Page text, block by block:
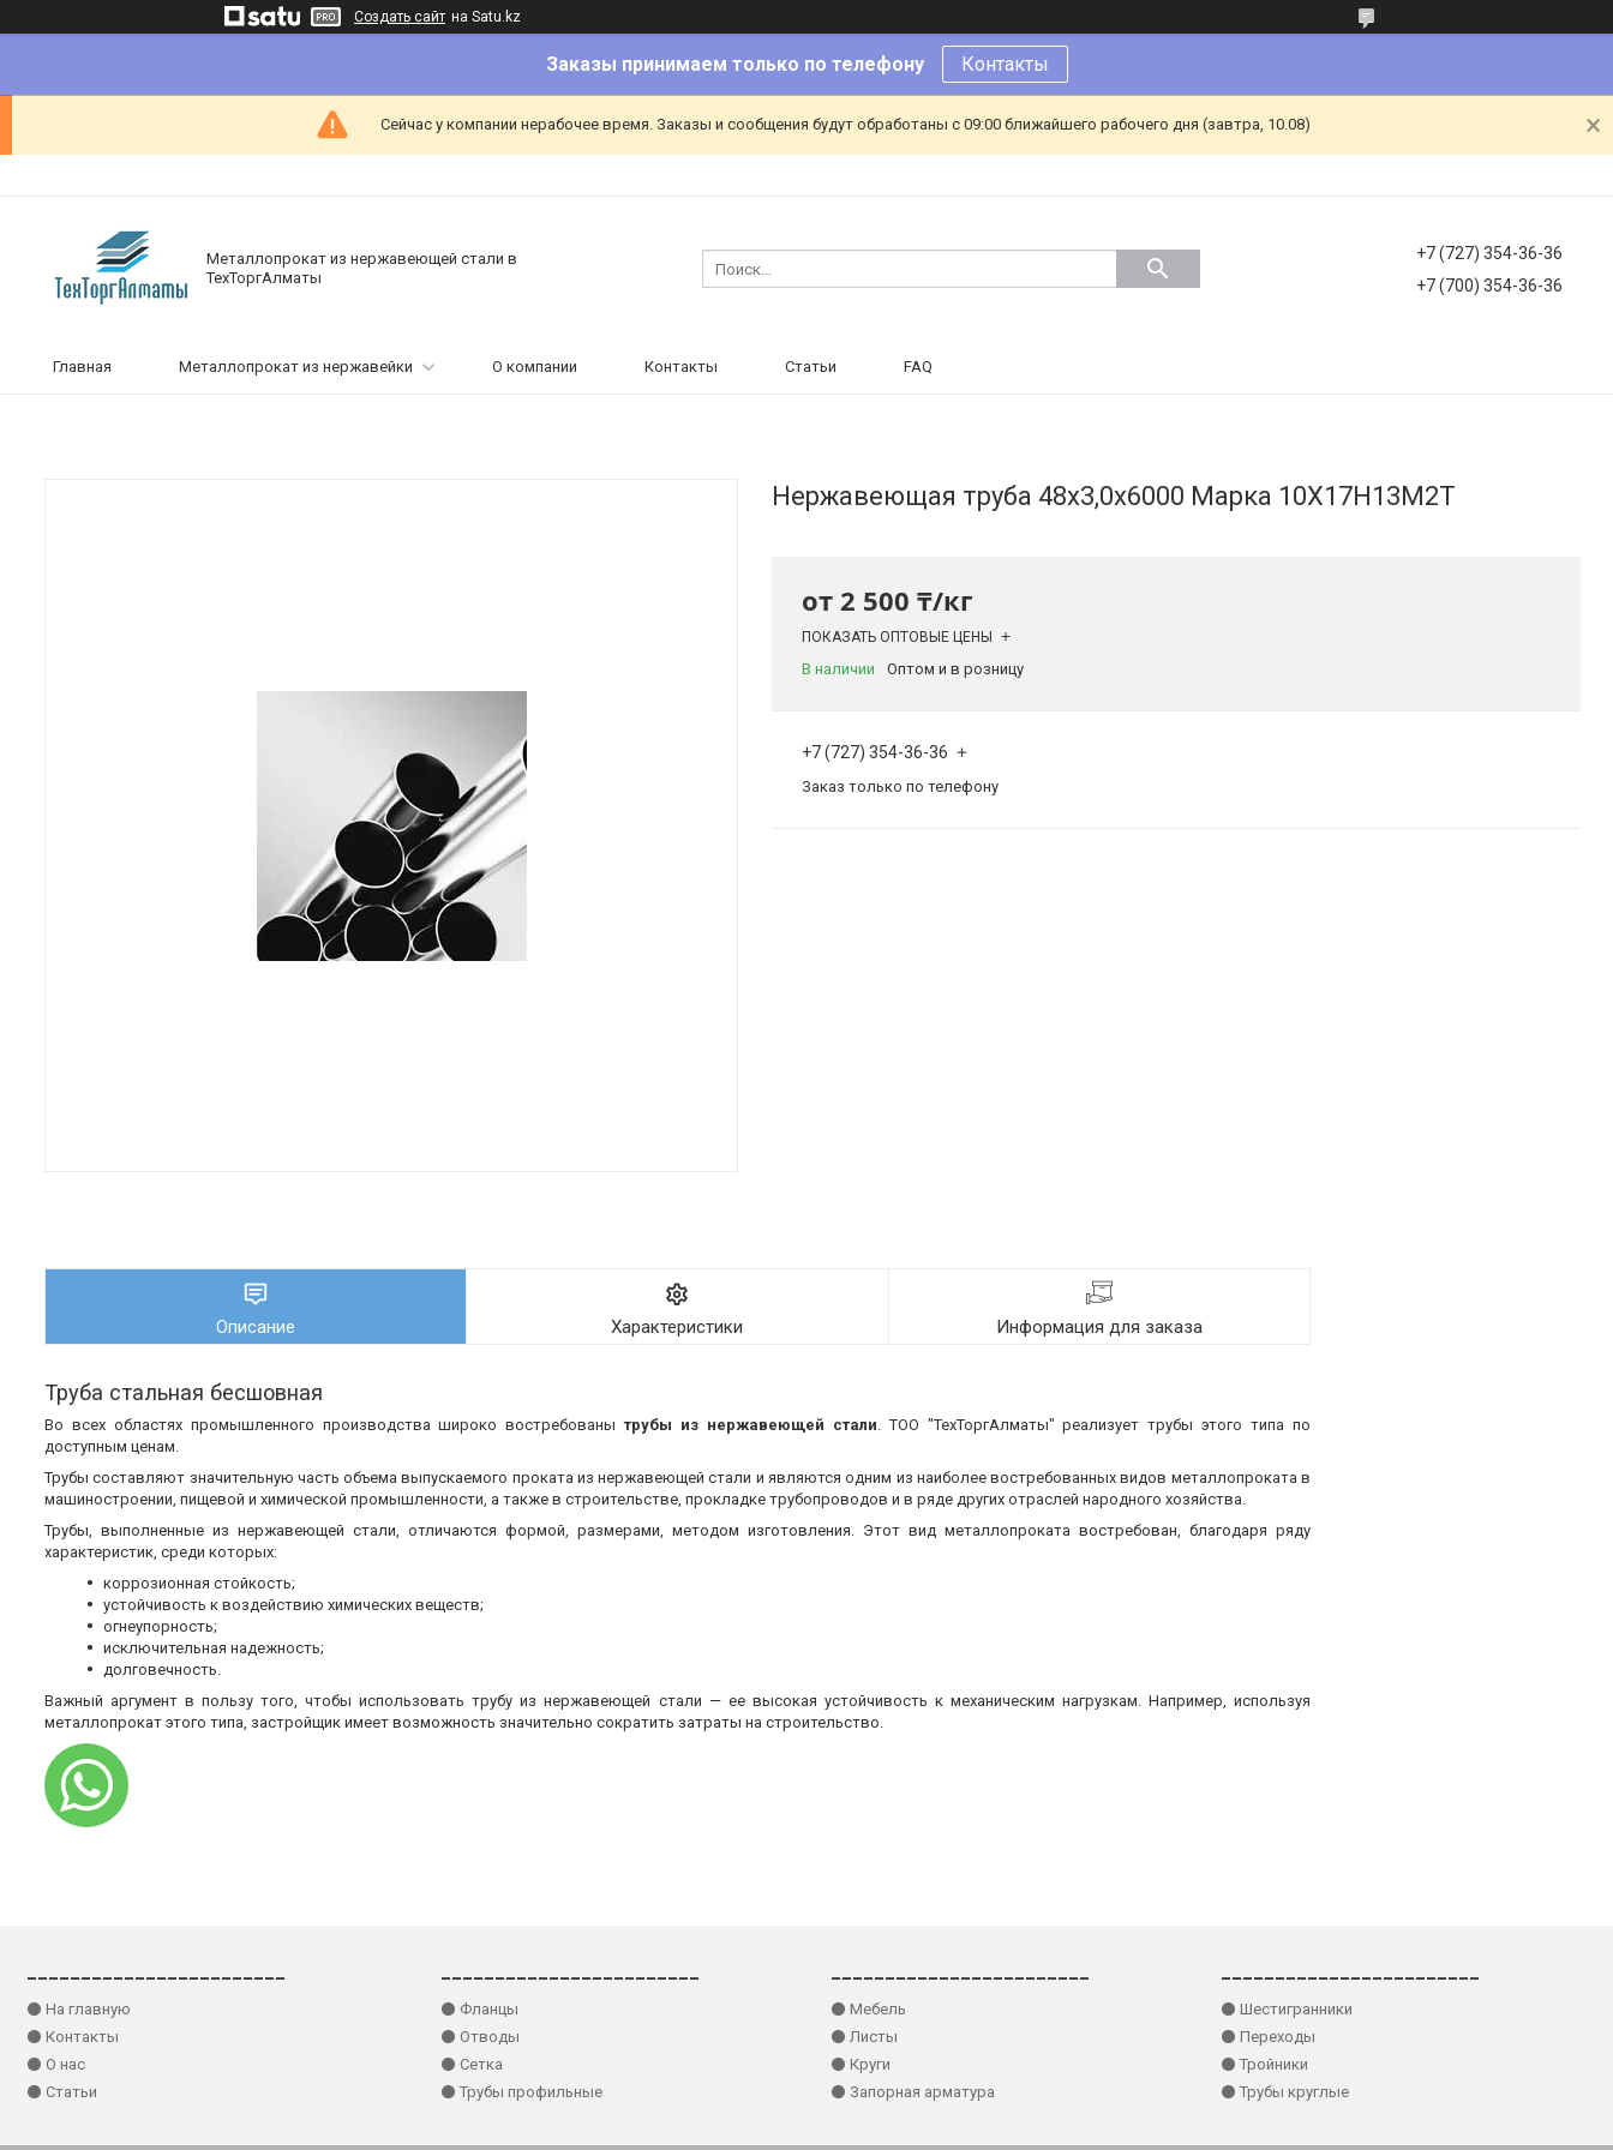
Создать сайт на Satu.kz
Заказы принимаем только по телефону Контакты
Сейчас у компании нерабочее время. Заказы и сообщения будут обработаны с 09:00 ближайшего рабочего дня (завтра, 10.08)
Металлопрокат из нержавеющей стали в
ТехТоргАлматы
+7 (727) 354-36-36
+7 (700) 354-36-36
Главная Металлопрокат из нержавейки О компании Контакты Статьи FAQ
Нержавеющая труба 48х3,0х6000 Марка 10Х17Н13М2Т
от 2 500 ₸/кг
ПОКАЗАТЬ ОПТОВЫЕ ЦЕНЫ
В наличии Оптом и в розницу
+7 (727) 354-36-36
Заказ только по телефону
Описание Характеристики Информация для заказа
Труба стальная бесшовная
Во всех областях промышленного производства широко востребованытрубы из нержавеющей стали. ТОО "ТехТоргАлматы" реализует трубы этого типа по
доступным ценам.
Трубы составляют значительную часть объема выпускаемого проката из нержавеющей стали и являются одним из наиболее востребованных видов металлопроката в
машиностроении, пищевой и химической промышленности, а также в строительстве, прокладке трубопроводов и в ряде других отраслей народного хозяйства.
Трубы, выполненные из нержавеющей стали, отличаются формой, размерами, методом изготовления. Этот вид металлопроката востребован, благодаря ряду
характеристик, среди которых:
коррозионная стойкость;
устойчивость к воздействию химических веществ;
огнеупорность;
исключительная надежность;
долговечность.
Важный аргумент в пользу того, чтобы использовать трубу из нержавеющей стали — ее высокая устойчивость к механическим нагрузкам. Например, используя
металлопрокат этого типа, застройщик имеет возможность значительно сократить затраты на строительство.
⚫ На главную
⚫ Контакты
⚫ О нас
⚫ Статьи
⚫ Фланцы
⚫ Отводы
⚫ Сетка
⚫ Трубы профильные
⚫ Мебель
⚫ Листы
⚫ Круги
⚫ Запорная арматура
⚫ Шестигранники
⚫ Переходы
⚫ Тройники
⚫ Трубы круглые